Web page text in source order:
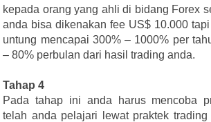
kepada orang yang ahli di bidang Forex
anda bisa dikenakan fee US$ 10.000
untung mencapai 300% – 1000% per
– 80% perbulan dari hasil trading anda.
Tahap 4
Pada tahap ini anda harus mencoba
telah anda pelajari lewat praktek trading